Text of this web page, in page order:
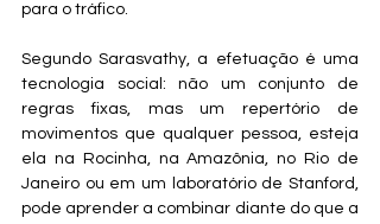
para o tráfico.
Segundo Sarasvathy, a efetuação é uma
tecnologia social: não um conjunto de
regras fixas, mas um repertório de
movimentos que qualquer pessoa, esteja
ela na Rocinha, na Amazônia, no Rio de
Janeiro ou em um laboratório de Stanford,
pode aprender a combinar diante do que a